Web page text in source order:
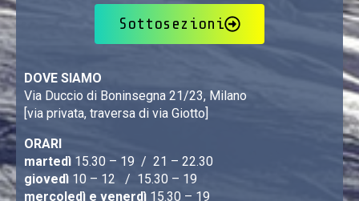
Sottosezioni
DOVE SIAMO
Via Duccio di Boninsegna 21/23, Milano
[via privata, traversa di via Giotto]
ORARI
martedì 15.30 – 19 / 21 – 22.30
giovedì 10 – 12 / 15.30 – 19
mercoledì e venerdì 15.30 – 19